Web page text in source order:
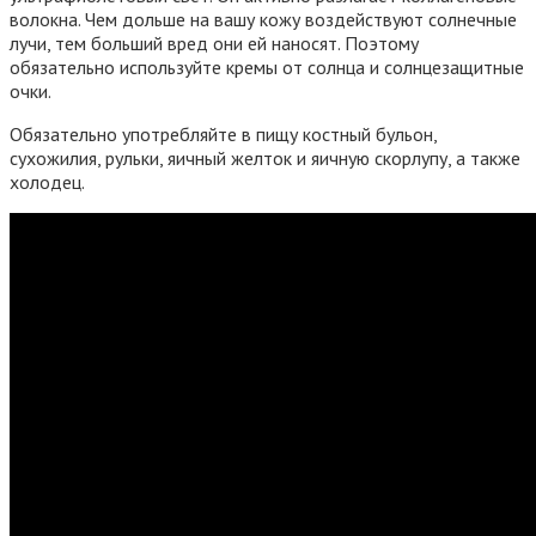
волокна. Чем дольше на вашу кожу воздействуют солнечные
лучи, тем больший вред они ей наносят. Поэтому
обязательно используйте кремы от солнца и солнцезащитные
очки.
Обязательно употребляйте в пищу костный бульон,
сухожилия, рульки, яичный желток и яичную скорлупу, а также
холодец.